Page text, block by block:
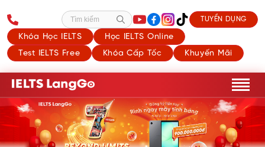
Khóa Học IELTS
Học IELTS Online
Test IELTS Free
Khóa Cấp Tốc Khuyến Mãi
Tìm kiếm TUYỂN DỤNG